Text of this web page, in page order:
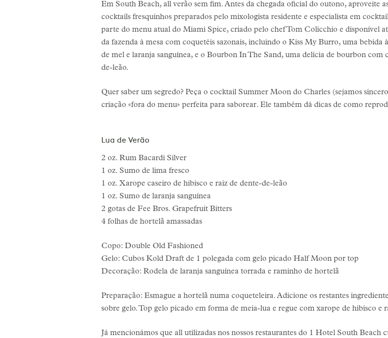
Em South Beach, all verão sem fim. Antes da chegada oficial do outono, aproveite
cocktails fresquinhos preparados pelo mixologista residente e especialista em
parte do menu atual do Miami Spice, criado pelo chef Tom Colicchio e disponível
da fazenda à mesa com coquetéis sazonais, incluindo o Kiss My Burro, uma bebida
de mel e laranja sanguínea, e o Bourbon In The Sand, uma delícia de bourbon com
de-leão.
Quer saber um segredo? Peça o cocktail Summer Moon do Charles (sejamos
criação «fora do menu» perfeita para saborear. Ele também dá dicas de como
Lua de Verão
2 oz. Rum Bacardi Silver
1 oz. Sumo de lima fresco
1 oz. Xarope caseiro de hibisco e raiz de dente-de-leão
1 oz. Sumo de laranja sanguínea
2 gotas de Fee Bros. Grapefruit Bitters
4 folhas de hortelã amassadas
Copo: Double Old Fashioned
Gelo: Cubos Kold Draft de 1 polegada com gelo picado Half Moon por top
Decoração: Rodela de laranja sanguínea torrada e raminho de hortelã
Preparação: Esmague a hortelã numa coqueteleira. Adicione os restantes
sobre gelo. Top gelo picado em forma de meia-lua e regue com xarope de hibisco e
Já mencionámos que all utilizadas nos nossos restaurantes do 1 Hotel South Beach